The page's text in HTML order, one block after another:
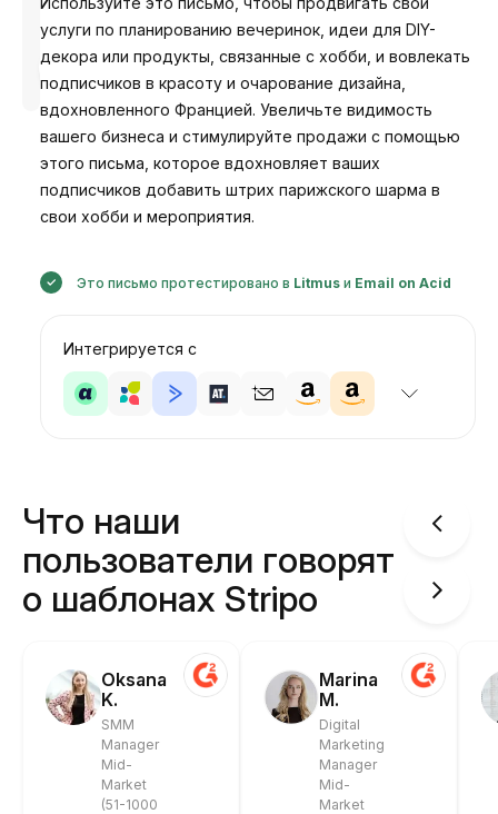
Разработано
услуги по планированию вечеринок, идеи для DIY-
декора или продукты, связанные с хобби, и вовлекать
подписчиков в красоту и очарование дизайна,
вдохновленного Францией. Увеличьте видимость
вашего бизнеса и стимулируйте продажи с помощью
этого письма, которое вдохновляет ваших
подписчиков добавить штрих парижского шарма в
свои хобби и мероприятия.
Это письмо протестировано в Litmus и Email on Acid
Интегрируется с
Что наши
пользователи говорят
о шаблонах Stripo
Oksana
K.
SMM
Manager
Mid-
Market
(51-1000
Marina
M.
Digital
Marketing
Manager
Mid-
Market